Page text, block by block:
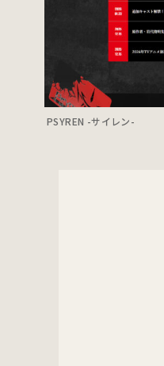
PSYREN -サイレン-